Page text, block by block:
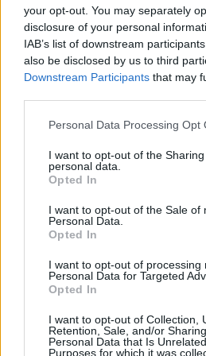
your opt-out. You may separately
disclosure of your personal
IAB’s list of downstream
also be disclosed by us to third
Downstream Participants that may
Personal Data Processing Opt
I want to opt-out of the
personal data.
Opted In
I want to opt-out of the Sale of
Personal Data.
Opted In
I want to opt-out of processing
Personal Data for Targeted
Opted In
I want to opt-out of Collection,
Retention, Sale, and/or
Personal Data that Is
Purposes for which it was
Cabrales, que insiste en que
malas”, también apunta
millones de hablantes)
haya una gran oferta de
dobladas, evitando así el
en nuestra economía
concluye el investigador.
Menos angloparlantes, pero